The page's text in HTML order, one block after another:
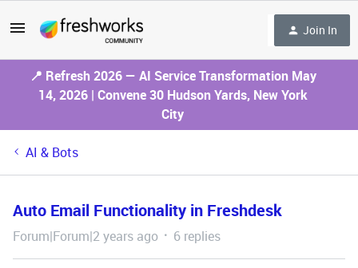
Join In
📍 Refresh 2026 — AI Service Transformation May
14, 2026 | Convene 30 Hudson Yards, New York
City
AI & Bots
Auto Email Functionality in Freshdesk
Forum|Forum|2 years ago 6 replies